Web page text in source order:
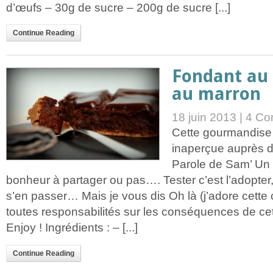
d’œufs – 30g de sucre – 200g de sucre [...]
Continue Reading
Fondant
au marron
18 juin 2013 | 4
Cette
inaperçue auprès
Parole de Sam’
bonheur à partager ou pas…. Tester c’est
s’en passer… Mais je vous dis Oh là (j’adore
toutes responsabilités sur les conséquences de
Enjoy ! Ingrédients : – [...]
Continue Reading